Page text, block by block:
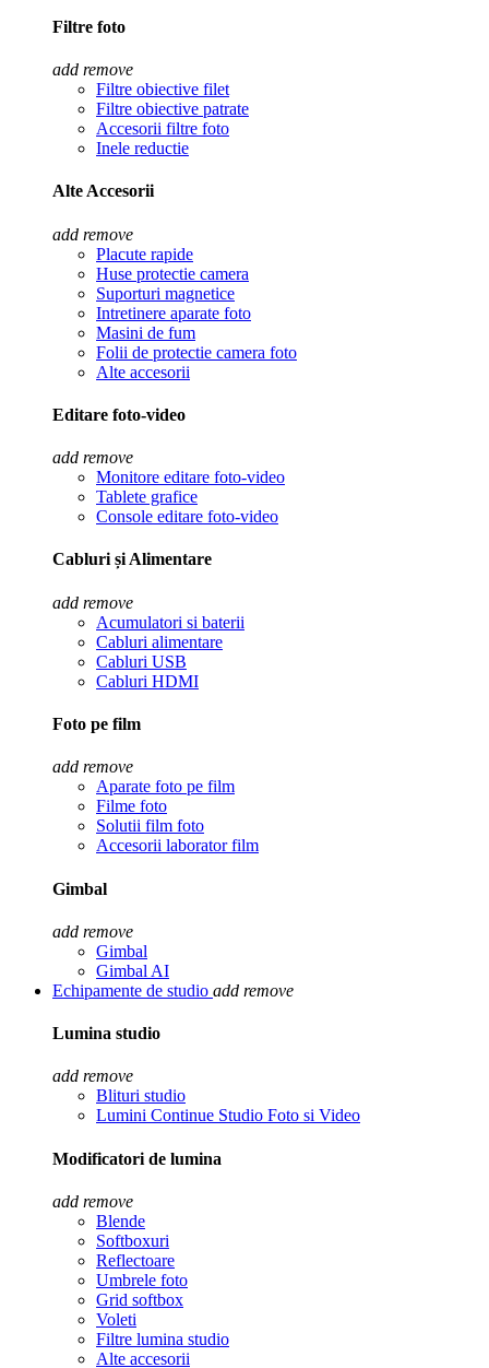
Filtre foto
add remove
Filtre obiective filet
Filtre obiective patrate
Accesorii filtre foto
Inele reductie
Alte Accesorii
add remove
Placute rapide
Huse protectie camera
Suporturi magnetice
Intretinere aparate foto
Masini de fum
Folii de protectie camera foto
Alte accesorii
Editare foto-video
add remove
Monitore editare foto-video
Tablete grafice
Console editare foto-video
Cabluri și Alimentare
add remove
Acumulatori si baterii
Cabluri alimentare
Cabluri USB
Cabluri HDMI
Foto pe film
add remove
Aparate foto pe film
Filme foto
Solutii film foto
Accesorii laborator film
Gimbal
add remove
Gimbal
Gimbal AI
Echipamente de studio add remove
Lumina studio
add remove
Blituri studio
Lumini Continue Studio Foto si Video
Modificatori de lumina
add remove
Blende
Softboxuri
Reflectoare
Umbrele foto
Grid softbox
Voleti
Filtre lumina studio
Alte accesorii